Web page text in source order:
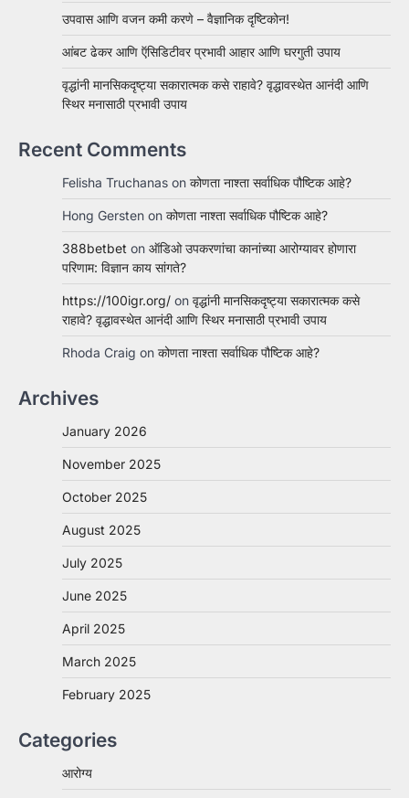
उपवास आणि वजन कमी करणे – वैज्ञानिक दृष्टिकोन!
आंबट ढेकर आणि ऍसिडिटीवर प्रभावी आहार आणि घरगुती उपाय
वृद्धांनी मानसिकदृष्ट्या सकारात्मक कसे राहावे? वृद्धावस्थेत आनंदी आणि
स्थिर मनासाठी प्रभावी उपाय
Recent Comments
Felisha Truchanas on कोणता नाश्ता सर्वाधिक पौष्टिक आहे?
Hong Gersten on कोणता नाश्ता सर्वाधिक पौष्टिक आहे?
388betbet on ऑडिओ उपकरणांचा कानांच्या आरोग्यावर होणारा
परिणाम: विज्ञान काय सांगते?
https://100igr.org/ on वृद्धांनी मानसिकदृष्ट्या सकारात्मक कसे
राहावे? वृद्धावस्थेत आनंदी आणि स्थिर मनासाठी प्रभावी उपाय
Rhoda Craig on कोणता नाश्ता सर्वाधिक पौष्टिक आहे?
Archives
January 2026
November 2025
October 2025
August 2025
July 2025
June 2025
April 2025
March 2025
February 2025
Categories
आरोग्य